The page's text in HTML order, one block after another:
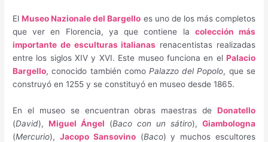
ElMuseo Nazionale del Bargello es uno de los más completos
que ver en Florencia, ya que contiene la colección más
importante de esculturas italianas renacentistas realizadas
entre los siglos XIV y XVI. Este museo funciona en el Palacio
Bargello, conocido también como Palazzo del Popolo, que se
construyó en 1255 y se constituyó en museo desde 1865.
En el museo se encuentran obras maestras de Donatello
(David),Miguel Ángel (Baco con un sátiro),Giambologna
(Mercurio), Jacopo Sansovino(Baco) y muchos escultores